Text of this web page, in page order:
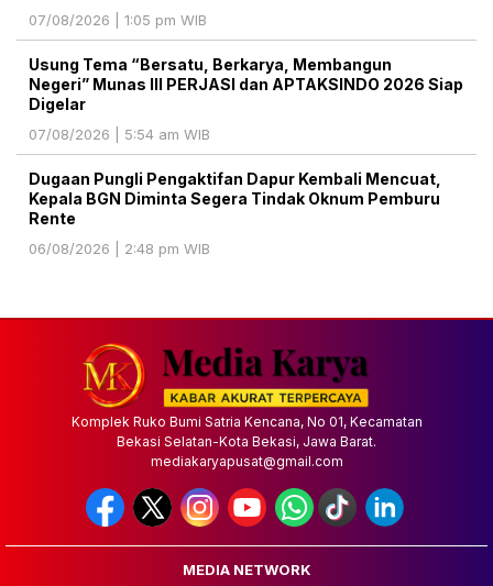
07/08/2026 | 1:05 pm WIB
Usung Tema “Bersatu, Berkarya, Membangun
Negeri” Munas III PERJASI dan APTAKSINDO 2026 Siap
Digelar
07/08/2026 | 5:54 am WIB
Dugaan Pungli Pengaktifan Dapur Kembali Mencuat,
Kepala BGN Diminta Segera Tindak Oknum Pemburu
Rente
06/08/2026 | 2:48 pm WIB
Komplek Ruko Bumi Satria Kencana, No 01, Kecamatan
Bekasi Selatan-Kota Bekasi, Jawa Barat.
mediakaryapusat@gmail.com
MEDIA NETWORK